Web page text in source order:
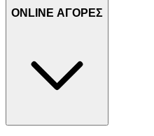
ONLINE ΑΓΟΡΕΣ